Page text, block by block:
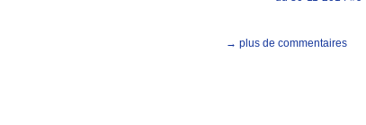
→ plus de commentaires